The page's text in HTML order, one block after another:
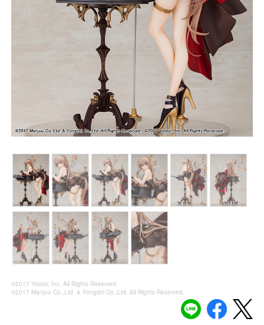
©2017 Yostar, Inc. All Rights Reserved.
©2017 Manjuu Co.,Ltd. & Yongshi Co.,Ltd. All Rights Reserved.